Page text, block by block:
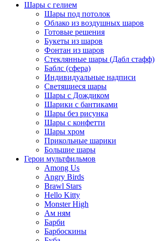
Шары с гелием
Шары под потолок
Облако из воздушных шаров
Готовые решения
Букеты из шаров
Фонтан из шаров
Стеклянные шары (Дабл стафф)
Баблс (сфера)
Индивидуальные надписи
Светящиеся шары
Шары с Дождиком
Шарики с бантиками
Шары без рисунка
Шары с конфетти
Шары хром
Прикольные шарики
Большие шары
Герои мультфильмов
Among Us
Angry Birds
Brawl Stars
Hello Kitty
Monster High
Ам ням
Барби
Барбоскины